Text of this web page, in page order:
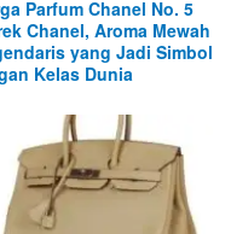
Parfum Chanel No. 5
Chanel, Aroma Mewah
yang Jadi Simbol
Kelas Dunia